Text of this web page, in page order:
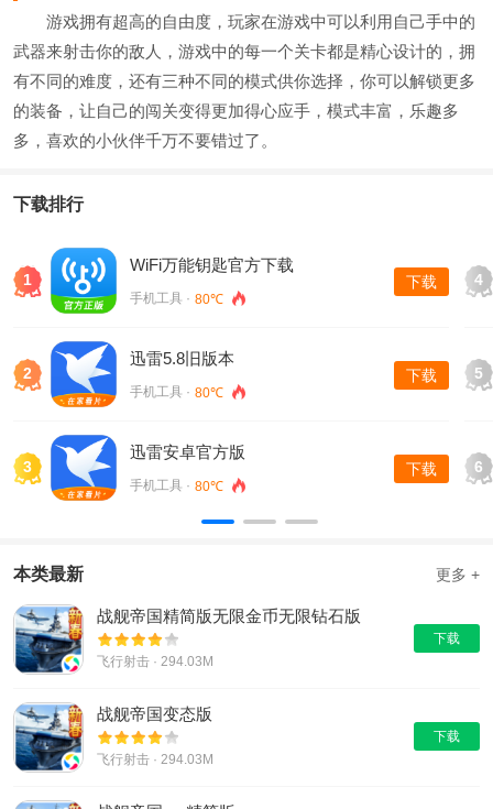
游戏拥有超高的自由度，玩家在游戏中可以利用自己手中的
武器来射击你的敌人，游戏中的每一个关卡都是精心设计的，拥
有不同的难度，还有三种不同的模式供你选择，你可以解锁更多
的装备，让自己的闯关变得更加得心应手，模式丰富，乐趣多
多，喜欢的小伙伴千万不要错过了。
下载排行
1
WiFi万能钥匙官方下载
手机工具 · 80℃
下载
2
迅雷5.8旧版本
手机工具 · 80℃
下载
3
迅雷安卓官方版
手机工具 · 80℃
下载
4
5
6
本类最新 更多 +
战舰帝国精简版无限金币无限钻石版
飞行射击 · 294.03M
下载
战舰帝国变态版
飞行射击 · 294.03M
下载